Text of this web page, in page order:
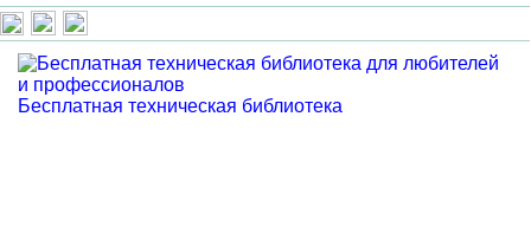
Бесплатная техническая библиотека